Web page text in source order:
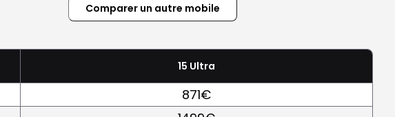
Comparer un autre mobile
15 Ultra
871€